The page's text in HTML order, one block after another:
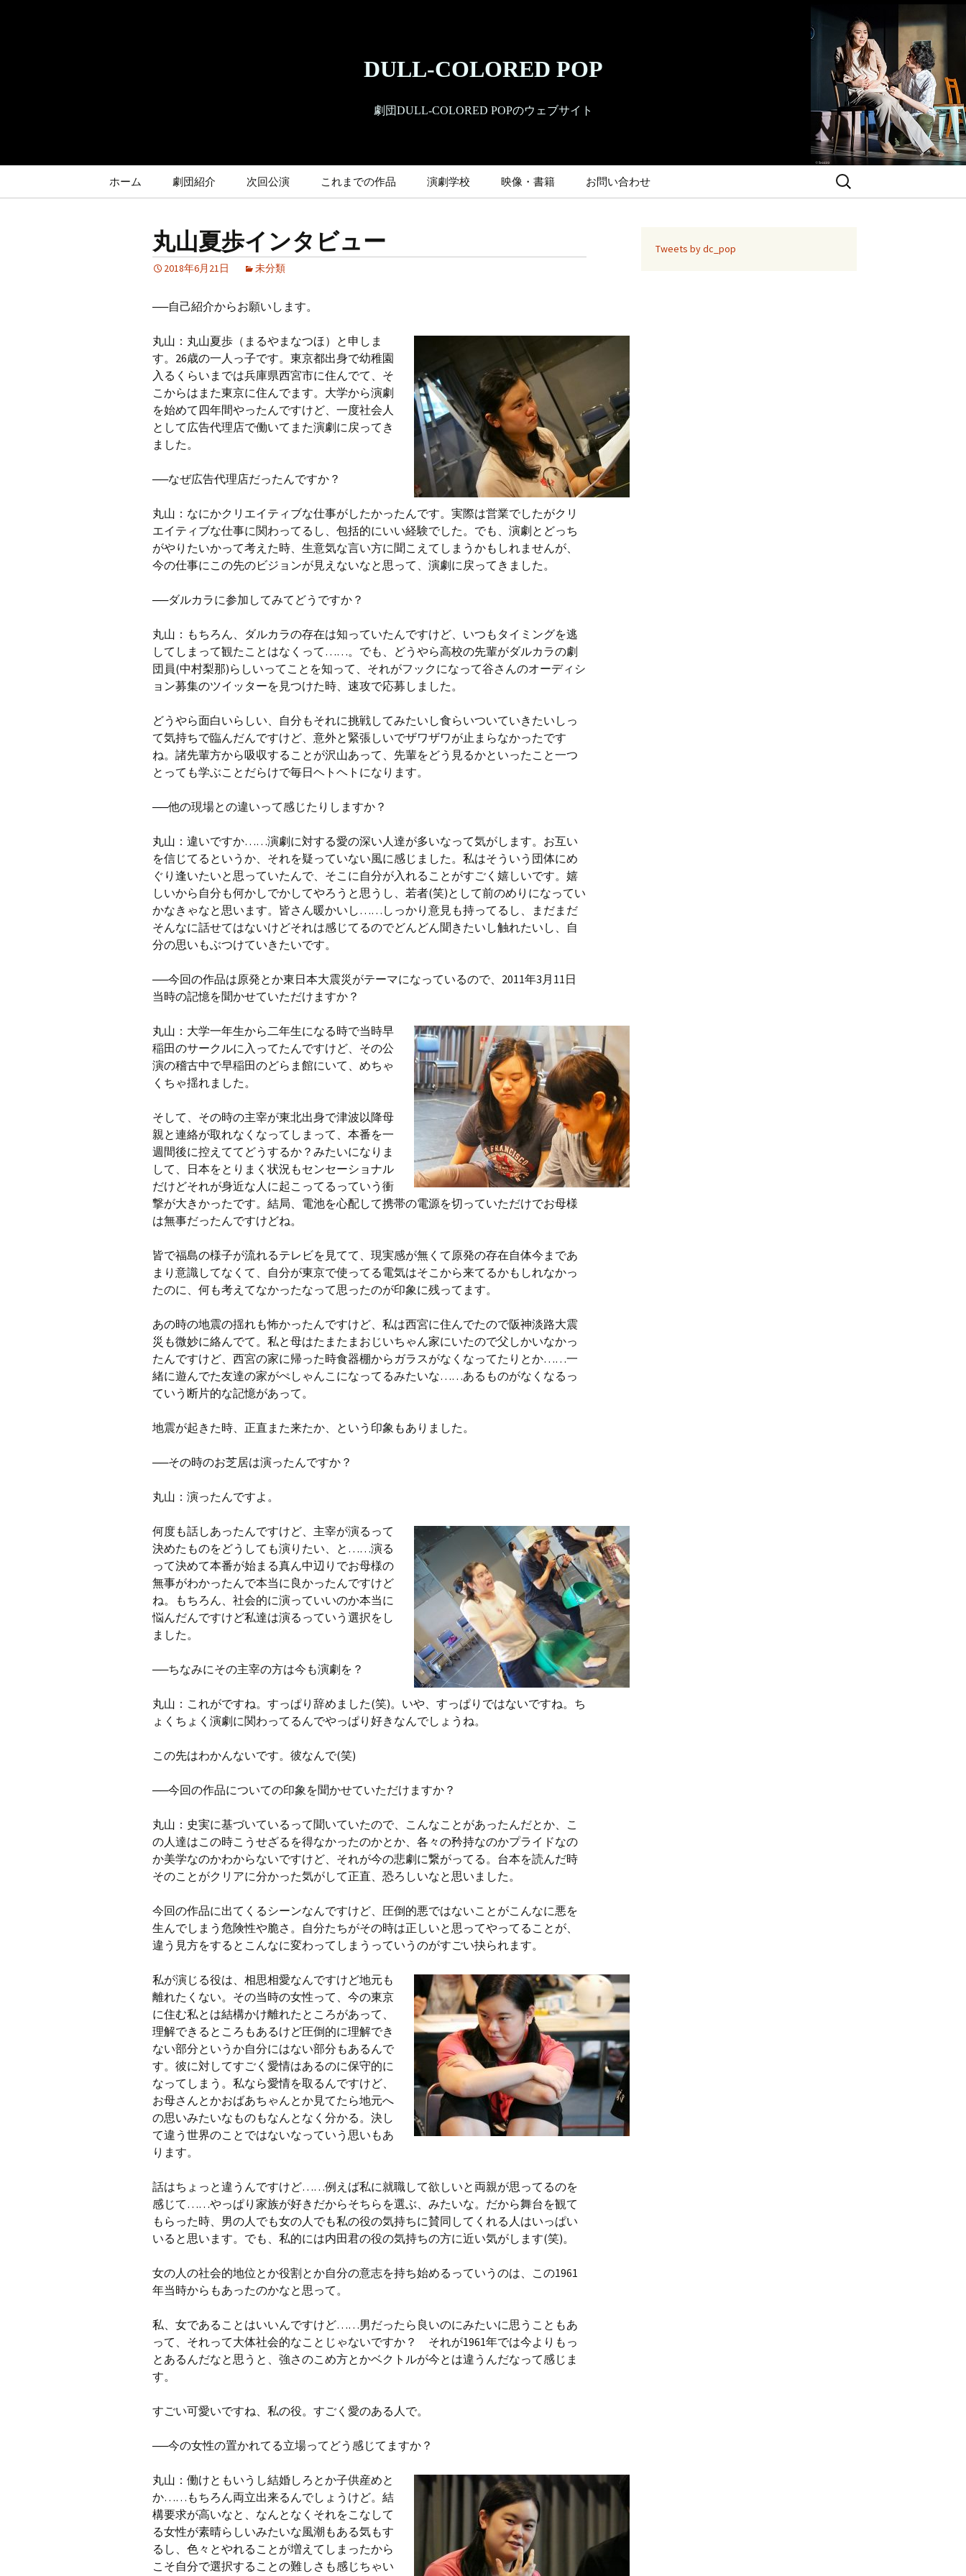
プ
DULL-COLORED POP
劇団DULL-COLORED POPのウェブサイト
ホーム 劇団紹介 次回公演 これまでの作品 演劇学校 映像・書籍 お問い合わせ
検
索:
丸山夏歩インタビュー
2018年6月21日 未分類
──自己紹介からお願いします。
丸山：丸山夏歩（まるやまなつほ）と申しま
す。26歳の一人っ子です。東京都出身で幼稚園
入るくらいまでは兵庫県西宮市に住んでて、そ
こからはまた東京に住んでます。大学から演劇
を始めて四年間やったんですけど、一度社会人
として広告代理店で働いてまた演劇に戻ってき
ました。
──なぜ広告代理店だったんですか？
丸山：なにかクリエイティブな仕事がしたかったんです。実際は営業でしたがクリ
エイティブな仕事に関わってるし、包括的にいい経験でした。でも、演劇とどっち
がやりたいかって考えた時、生意気な言い方に聞こえてしまうかもしれませんが、
今の仕事にこの先のビジョンが見えないなと思って、演劇に戻ってきました。
──ダルカラに参加してみてどうですか？
丸山：もちろん、ダルカラの存在は知っていたんですけど、いつもタイミングを逃
してしまって観たことはなくって……。でも、どうやら高校の先輩がダルカラの劇
団員(中村梨那)らしいってことを知って、それがフックになって谷さんのオーディシ
ョン募集のツイッターを見つけた時、速攻で応募しました。
どうやら面白いらしい、自分もそれに挑戦してみたいし食らいついていきたいしっ
て気持ちで臨んだんですけど、意外と緊張しいでザワザワが止まらなかったです
ね。諸先輩方から吸収することが沢山あって、先輩をどう見るかといったこと一つ
とっても学ぶことだらけで毎日ヘトヘトになります。
──他の現場との違いって感じたりしますか？
丸山：違いですか……演劇に対する愛の深い人達が多いなって気がします。お互い
を信じてるというか、それを疑っていない風に感じました。私はそういう団体にめ
ぐり逢いたいと思っていたんで、そこに自分が入れることがすごく嬉しいです。嬉
しいから自分も何かしでかしてやろうと思うし、若者(笑)として前のめりになってい
かなきゃなと思います。皆さん暖かいし……しっかり意見も持ってるし、まだまだ
そんなに話せてはないけどそれは感じてるのでどんどん聞きたいし触れたいし、自
分の思いもぶつけていきたいです。
──今回の作品は原発とか東日本大震災がテーマになっているので、2011年3月11日
当時の記憶を聞かせていただけますか？
丸山：大学一年生から二年生になる時で当時早
稲田のサークルに入ってたんですけど、その公
演の稽古中で早稲田のどらま館にいて、めちゃ
くちゃ揺れました。
そして、その時の主宰が東北出身で津波以降母
親と連絡が取れなくなってしまって、本番を一
週間後に控えててどうするか？みたいになりま
して、日本をとりまく状況もセンセーショナル
だけどそれが身近な人に起こってるっていう衝
撃が大きかったです。結局、電池を心配して携帯の電源を切っていただけでお母様
は無事だったんですけどね。
皆で福島の様子が流れるテレビを見てて、現実感が無くて原発の存在自体今まであ
まり意識してなくて、自分が東京で使ってる電気はそこから来てるかもしれなかっ
たのに、何も考えてなかったなって思ったのが印象に残ってます。
あの時の地震の揺れも怖かったんですけど、私は西宮に住んでたので阪神淡路大震
災も微妙に絡んでて。私と母はたまたまおじいちゃん家にいたので父しかいなかっ
たんですけど、西宮の家に帰った時食器棚からガラスがなくなってたりとか……一
緒に遊んでた友達の家がぺしゃんこになってるみたいな……あるものがなくなるっ
ていう断片的な記憶があって。
地震が起きた時、正直また来たか、という印象もありました。
──その時のお芝居は演ったんですか？
丸山：演ったんですよ。
何度も話しあったんですけど、主宰が演るって
決めたものをどうしても演りたい、と……演る
って決めて本番が始まる真ん中辺りでお母様の
無事がわかったんで本当に良かったんですけど
ね。もちろん、社会的に演っていいのか本当に
悩んだんですけど私達は演るっていう選択をし
ました。
──ちなみにその主宰の方は今も演劇を？
丸山：これがですね。すっぱり辞めました(笑)。いや、すっぱりではないですね。ち
ょくちょく演劇に関わってるんでやっぱり好きなんでしょうね。
この先はわかんないです。彼なんで(笑)
──今回の作品についての印象を聞かせていただけますか？
丸山：史実に基づいているって聞いていたので、こんなことがあったんだとか、こ
の人達はこの時こうせざるを得なかったのかとか、各々の矜持なのかプライドなの
か美学なのかわからないですけど、それが今の悲劇に繋がってる。台本を読んだ時
そのことがクリアに分かった気がして正直、恐ろしいなと思いました。
今回の作品に出てくるシーンなんですけど、圧倒的悪ではないことがこんなに悪を
生んでしまう危険性や脆さ。自分たちがその時は正しいと思ってやってることが、
違う見方をするとこんなに変わってしまうっていうのがすごい抉られます。
私が演じる役は、相思相愛なんですけど地元も
離れたくない。その当時の女性って、今の東京
に住む私とは結構かけ離れたところがあって、
理解できるところもあるけど圧倒的に理解でき
ない部分というか自分にはない部分もあるんで
す。彼に対してすごく愛情はあるのに保守的に
なってしまう。私なら愛情を取るんですけど、
お母さんとかおばあちゃんとか見てたら地元へ
の思いみたいなものもなんとなく分かる。決し
て違う世界のことではないなっていう思いもあ
ります。
話はちょっと違うんですけど……例えば私に就職して欲しいと両親が思ってるのを
感じて……やっぱり家族が好きだからそちらを選ぶ、みたいな。だから舞台を観て
もらった時、男の人でも女の人でも私の役の気持ちに賛同してくれる人はいっぱい
いると思います。でも、私的には内田君の役の気持ちの方に近い気がします(笑)。
女の人の社会的地位とか役割とか自分の意志を持ち始めるっていうのは、この1961
年当時からもあったのかなと思って。
私、女であることはいいんですけど……男だったら良いのにみたいに思うこともあ
って、それって大体社会的なことじゃないですか？ それが1961年では今よりもっ
とあるんだなと思うと、強さのこめ方とかベクトルが今とは違うんだなって感じま
す。
すごい可愛いですね、私の役。すごく愛のある人で。
──今の女性の置かれてる立場ってどう感じてますか？
丸山：働けともいうし結婚しろとか子供産めと
か……もちろん両立出来るんでしょうけど。結
構要求が高いなと、なんとなくそれをこなして
る女性が素晴らしいみたいな風潮もある気もす
るし、色々とやれることが増えてしまったから
こそ自分で選択することの難しさも感じちゃい
Tweets by dc_pop